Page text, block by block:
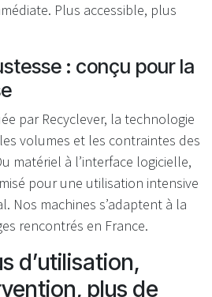
Plus accessible, plus
: conçu pour la
par Recyclever, la technologie
volumes et les contraintes des
matériel à l’interface logicielle,
pour une utilisation intensive
Nos machines s’adaptent à la
rencontrés en France.
d’utilisation,
plus de